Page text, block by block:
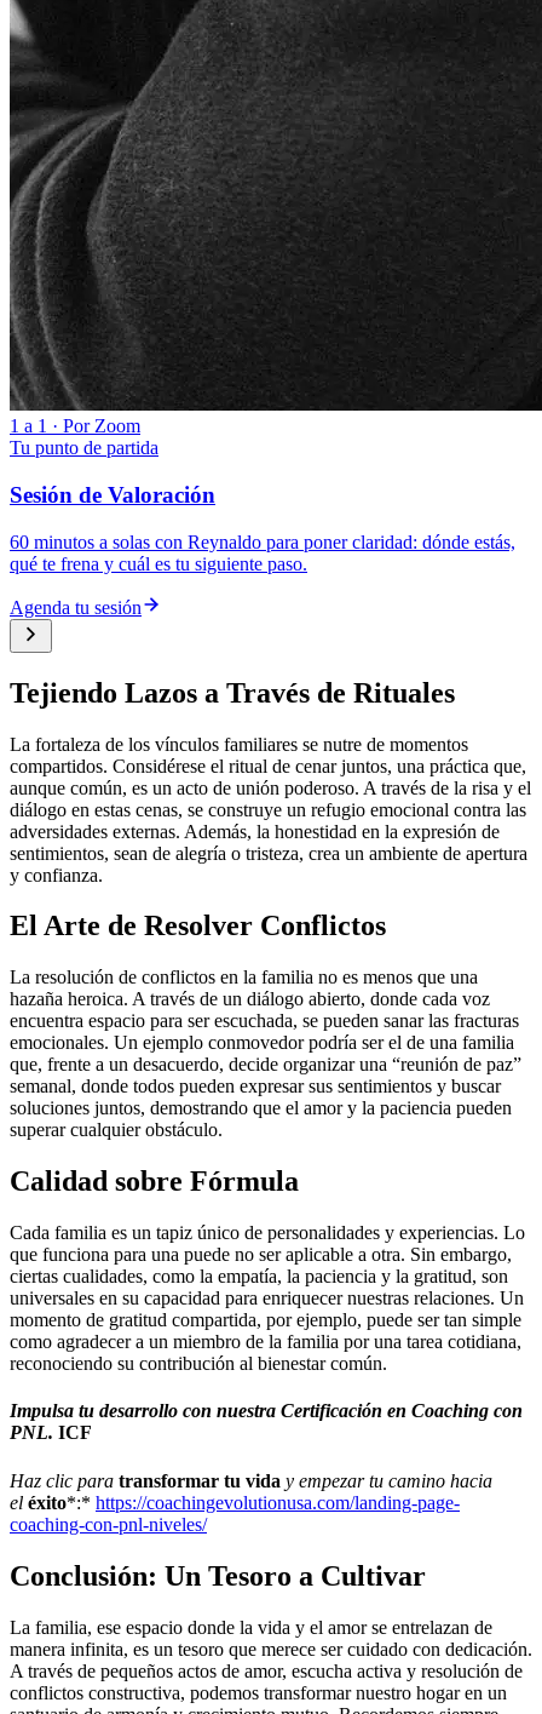
1 a 1 · Por Zoom
Tu punto de partida
Sesión de Valoración
60 minutos a solas con Reynaldo para poner claridad: dónde estás,
qué te frena y cuál es tu siguiente paso.
Agenda tu sesión
Tejiendo Lazos a Través de Rituales
La fortaleza de los vínculos familiares se nutre de momentos
compartidos. Considérese el ritual de cenar juntos, una práctica que,
aunque común, es un acto de unión poderoso. A través de la risa y el
diálogo en estas cenas, se construye un refugio emocional contra las
adversidades externas. Además, la honestidad en la expresión de
sentimientos, sean de alegría o tristeza, crea un ambiente de apertura
y confianza.
El Arte de Resolver Conflictos
La resolución de conflictos en la familia no es menos que una
hazaña heroica. A través de un diálogo abierto, donde cada voz
encuentra espacio para ser escuchada, se pueden sanar las fracturas
emocionales. Un ejemplo conmovedor podría ser el de una familia
que, frente a un desacuerdo, decide organizar una “reunión de paz”
semanal, donde todos pueden expresar sus sentimientos y buscar
soluciones juntos, demostrando que el amor y la paciencia pueden
superar cualquier obstáculo.
Calidad sobre Fórmula
Cada familia es un tapiz único de personalidades y experiencias. Lo
que funciona para una puede no ser aplicable a otra. Sin embargo,
ciertas cualidades, como la empatía, la paciencia y la gratitud, son
universales en su capacidad para enriquecer nuestras relaciones. Un
momento de gratitud compartida, por ejemplo, puede ser tan simple
como agradecer a un miembro de la familia por una tarea cotidiana,
reconociendo su contribución al bienestar común.
Impulsa tu desarrollo con nuestra Certificación en Coaching con
PNL. ICF
Haz clic para transformar tu vida y empezar tu camino hacia
el éxito*:* https://coachingevolutionusa.com/landing-page-
coaching-con-pnl-niveles/
Conclusión: Un Tesoro a Cultivar
La familia, ese espacio donde la vida y el amor se entrelazan de
manera infinita, es un tesoro que merece ser cuidado con dedicación.
A través de pequeños actos de amor, escucha activa y resolución de
conflictos constructiva, podemos transformar nuestro hogar en un